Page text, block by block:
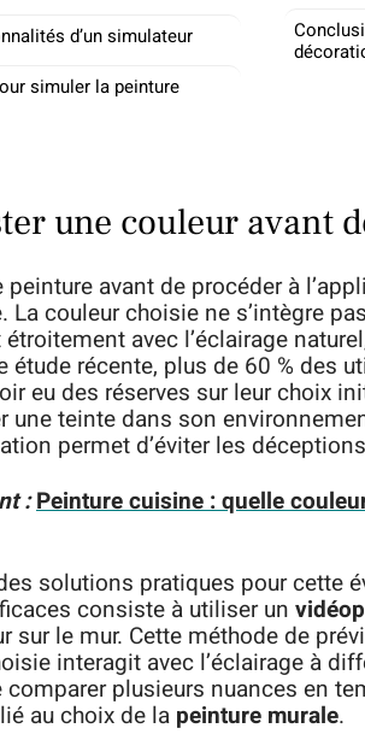
d’un simulateur
simuler la peinture
une couleur avant
peinture avant de procéder à
La couleur choisie ne s’intègre
avec l’éclairage
étude récente, plus de 60 % des
eu des réserves sur leur choix
une teinte dans son
permet d’éviter les
:Peinture cuisine : quelle
solutions pratiques pour cette
consiste à utiliser un
sur le mur. Cette méthode de
interagit avec l’éclairage à
plusieurs nuances en
au choix de la peinture murale.